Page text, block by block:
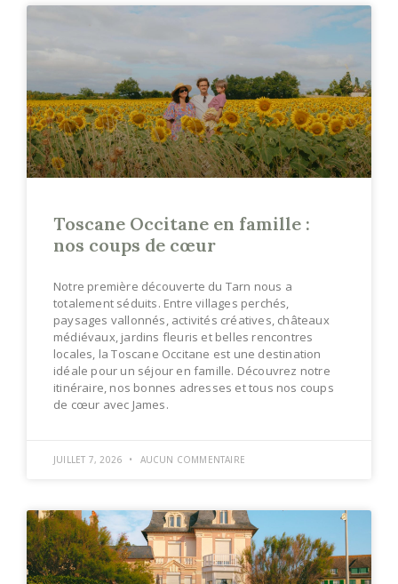
Toscane Occitane en famille :
nos coups de cœur
Notre première découverte du Tarn nous a
totalement séduits. Entre villages perchés,
paysages vallonnés, activités créatives, châteaux
médiévaux, jardins fleuris et belles rencontres
locales, la Toscane Occitane est une destination
idéale pour un séjour en famille. Découvrez notre
itinéraire, nos bonnes adresses et tous nos coups
de cœur avec James.
JUILLET 7, 2026 AUCUN COMMENTAIRE